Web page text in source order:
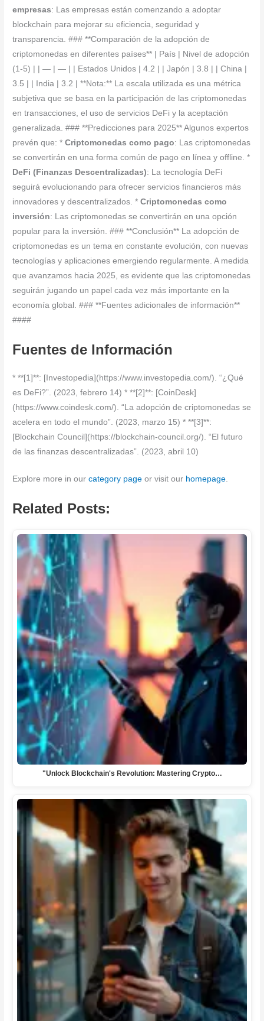
empresas: Las empresas están comenzando a adoptar
blockchain para mejorar su eficiencia, seguridad y
transparencia. ### **Comparación de la adopción de
criptomonedas en diferentes países** | País | Nivel de adopción
(1-5) | | — | — | | Estados Unidos | 4.2 | | Japón | 3.8 | | China |
3.5 | | India | 3.2 | **Nota:** La escala utilizada es una métrica
subjetiva que se basa en la participación de las criptomonedas
en transacciones, el uso de servicios DeFi y la aceptación
generalizada. ### **Predicciones para 2025** Algunos expertos
prevén que: *Criptomonedas como pago: Las criptomonedas
se convertirán en una forma común de pago en línea y offline. *
DeFi (Finanzas Descentralizadas): La tecnología DeFi
seguirá evolucionando para ofrecer servicios financieros más
innovadores y descentralizados. *Criptomonedas como
inversión: Las criptomonedas se convertirán en una opción
popular para la inversión. ### **Conclusión** La adopción de
criptomonedas es un tema en constante evolución, con nuevas
tecnologías y aplicaciones emergiendo regularmente. A medida
que avanzamos hacia 2025, es evidente que las criptomonedas
seguirán jugando un papel cada vez más importante en la
economía global. ### **Fuentes adicionales de información**
####
Fuentes de Información
* **[1]**: [Investopedia](https://www.investopedia.com/). “¿Qué
es DeFi?”. (2023, febrero 14) * **[2]**: [CoinDesk]
(https://www.coindesk.com/). “La adopción de criptomonedas se
acelera en todo el mundo”. (2023, marzo 15) * **[3]**:
[Blockchain Council](https://blockchain-council.org/). “El futuro
de las finanzas descentralizadas”. (2023, abril 10)
Explore more in ourcategory page or visit our homepage.
Related Posts:
"Unlock Blockchain's Revolution: Mastering Crypto…